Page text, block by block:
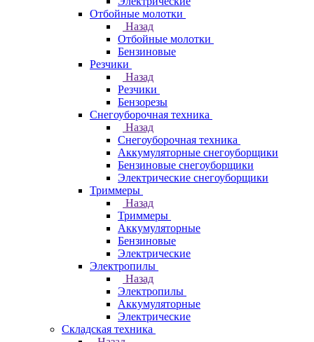
Отбойные молотки
Назад
Отбойные молотки
Бензиновые
Резчики
Назад
Резчики
Бензорезы
Снегоуборочная техника
Назад
Снегоуборочная техника
Аккумуляторные снегоуборщики
Бензиновые снегоуборщики
Электрические снегоуборщики
Триммеры
Назад
Триммеры
Аккумуляторные
Бензиновые
Электрические
Электропилы
Назад
Электропилы
Аккумуляторные
Электрические
Складская техника